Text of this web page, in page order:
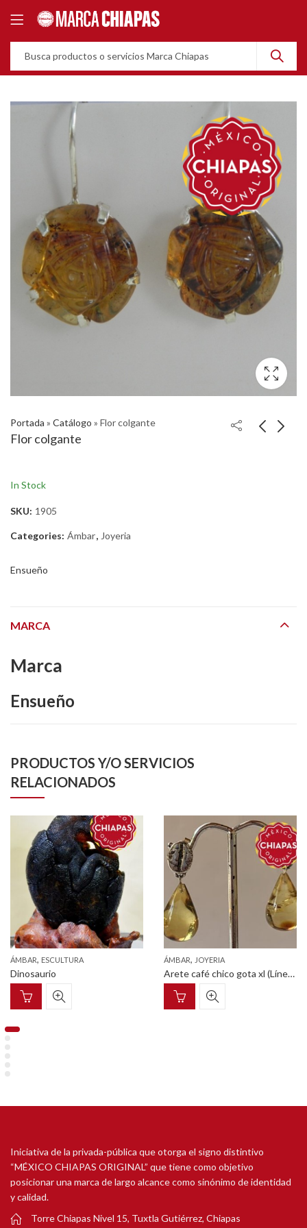
Portada » Catálogo » Flor colgante
Flor colgante
In Stock
SKU: 1905
Categories: Ámbar, Joyeria
Ensueño
MARCA
Marca
Ensueño
PRODUCTOS Y/O SERVICIOS
RELACIONADOS
ÁMBAR, ESCULTURA
Dinosaurio
ÁMBAR, JOYERIA
Arete café chico gota xl (Línea granos de café)
Iniciativa de la privada-pública que otorga el signo distintivo
“MÉXICO CHIAPAS ORIGINAL” que tiene como objetivo
posicionar una marca de largo alcance como sinónimo de identidad
y calidad.
Torre Chiapas Nivel 15, Tuxtla Gutiérrez, Chiapas